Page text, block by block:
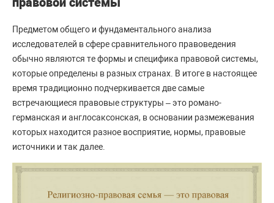
Предметом общего и фундаментального анализа
исследователей в сфере сравнительного правоведения
обычно являются те формы и специфика правовой системы,
которые определены в разных странах. В итоге в настоящее
время традиционно подчеркивается две самые
встречающиеся правовые структуры – это романо-
германская и англосаксонская, в основании размежевания
которых находится разное восприятие, нормы, правовые
источники и так далее.